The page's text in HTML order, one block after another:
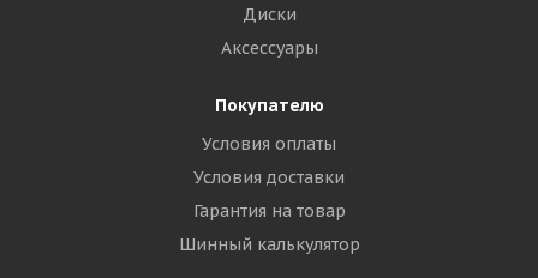
Диски
Аксессуары
Покупателю
Условия оплаты
Условия доставки
Гарантия на товар
Шинный калькулятор